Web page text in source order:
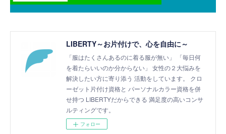
LIBERTY～お片付けで、心を自由に～
「服はたくさんあるのに着る服が無い」 「毎日何
を着たらいいのか分からない」 女性の２大悩みを
解決したい方に寄り添う 活動をしています。 クロ
ーゼット片付け資格と パーソナルカラー資格を併
せ持つ LIBERTYだからできる 満足度の高いコンサ
ルティングです。
フォロー